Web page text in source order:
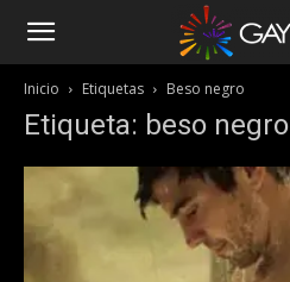
Inicio Etiquetas Beso negro
Etiqueta: beso negro